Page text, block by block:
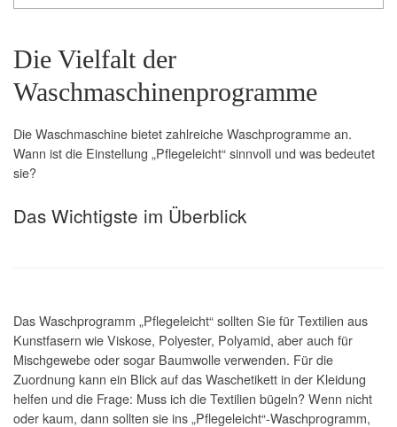
Die Vielfalt der
Waschmaschinenprogramme
Die Waschmaschine bietet zahlreiche Waschprogramme an.
Wann ist die Einstellung „Pflegeleicht“ sinnvoll und was bedeutet
sie?
Das Wichtigste im Überblick
Das Waschprogramm „Pflegeleicht“ sollten Sie für Textilien aus
Kunstfasern wie Viskose, Polyester, Polyamid, aber auch für
Mischgewebe oder sogar Baumwolle verwenden. Für die
Zuordnung kann ein Blick auf das Waschetikett in der Kleidung
helfen und die Frage: Muss ich die Textilien bügeln? Wenn nicht
oder kaum, dann sollten sie ins „Pflegeleicht“-Waschprogramm,